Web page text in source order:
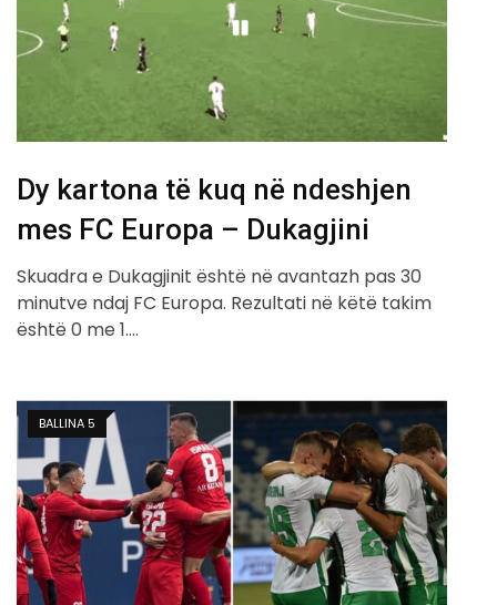
Dy kartona të kuq në ndeshjen
mes FC Europa – Dukagjini
Skuadra e Dukagjinit është në avantazh pas 30
minutve ndaj FC Europa. Rezultati në këtë takim
është 0 me 1.…
BALLINA 5